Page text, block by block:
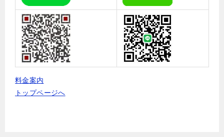
料金案内
トップページへ